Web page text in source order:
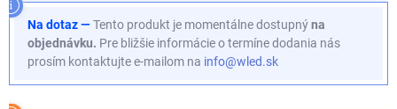
Na dotaz —Tento produkt je momentálne dostupnýna
objednávku. Pre bližšie informácie o termíne dodania nás
prosím kontaktujte e-mailom na info@wled.sk